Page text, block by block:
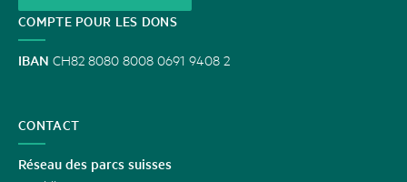
COMPTE POUR LES DONS
IBAN CH82 8080 8008 0691 9408 2
CONTACT
Réseau des parcs suisses